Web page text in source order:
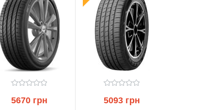
5670 грн 5093 грн